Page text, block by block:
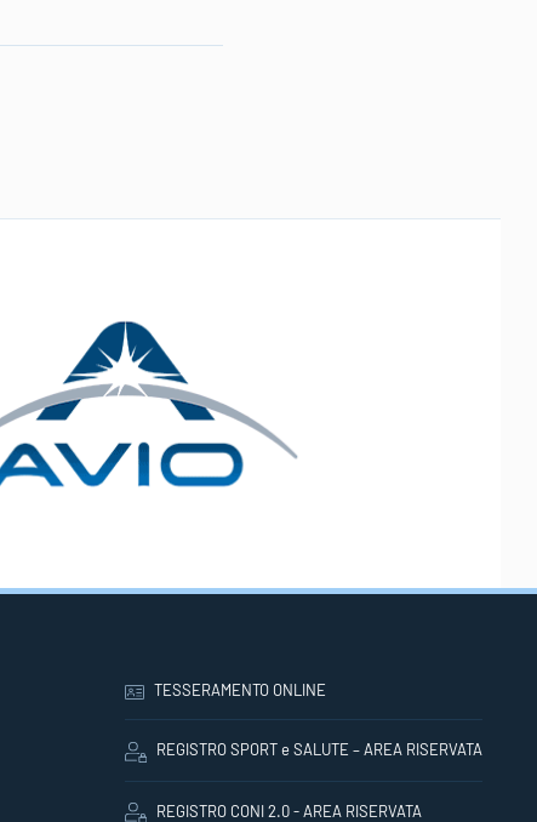
TESSERAMENTO ONLINE
REGISTRO SPORT e SALUTE – AREA RISERVATA
REGISTRO CONI 2.0 - AREA RISERVATA